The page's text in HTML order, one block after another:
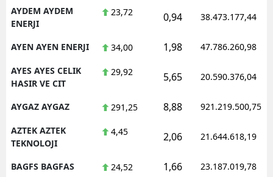
AYDEM AYDEM
ENERJI
23,72 0,94 38.473.177,44
AYEN AYEN ENERJI 34,00 1,98 47.786.260,98
AYES AYES CELIK
HASIR VE CIT
29,92 5,65 20.590.376,04
AYGAZ AYGAZ 291,25 8,88 921.219.500,75
AZTEK AZTEK
TEKNOLOJI
4,45 2,06 21.644.618,19
BAGFS BAGFAS 24,52 1,66 23.187.019,78